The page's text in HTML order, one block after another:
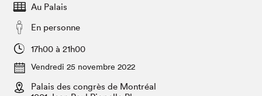
Espace médias
Espace exposant⋅e⋅s
Club de lecture Braindate
Nous connaître
Projets partenaires 2022
Archives
Au Palais
En personne
17h00 à 21h00
Vendredi 25 novembre 2022
Palais des congrès de Montréal